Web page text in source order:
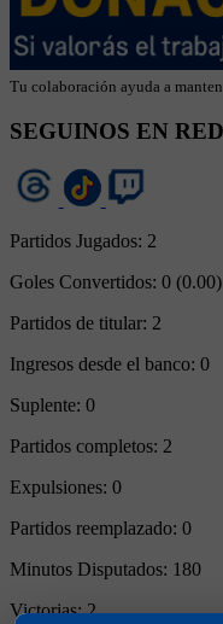
Tu colaboración ayuda a
SEGUINOS EN
Partidos Jugados: 2
Goles Convertidos: 0 (0.00)
Partidos de titular: 2
Ingresos desde el banco: 0
Suplente: 0
Partidos completos: 2
Expulsiones: 0
Partidos reemplazado: 0
Minutos Disputados: 180
Victorias:2